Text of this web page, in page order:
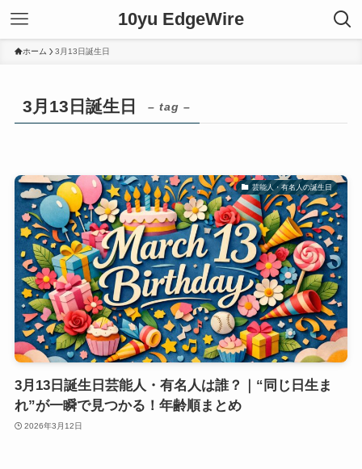
10yu EdgeWire
ホーム 3月13日誕生日
3月13日誕生日 – tag –
芸能人・有名人の誕生日
3月13日誕生日芸能人・有名人は誰？｜“同じ日生ま
れ”が一瞬で見つかる！年齢順まとめ
2026年3月12日